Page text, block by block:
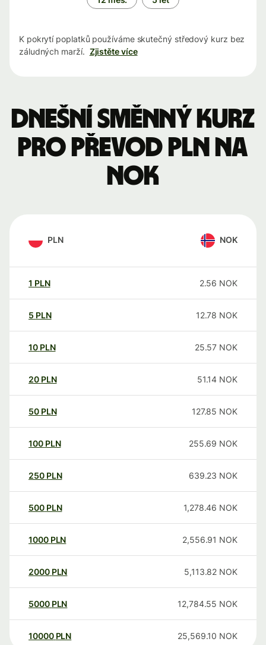
K pokrytí poplatků používáme skutečný středový kurz bez
záludných marží. Zjistěte více
Dnešní směnný kurz
pro převod PLN na
NOK
PLN NOK
1 PLN 2.56 NOK
5 PLN 12.78 NOK
10 PLN 25.57 NOK
20 PLN 51.14 NOK
50 PLN 127.85 NOK
100 PLN 255.69 NOK
250 PLN 639.23 NOK
500 PLN 1,278.46 NOK
1000 PLN 2,556.91 NOK
2000 PLN 5,113.82 NOK
5000 PLN 12,784.55 NOK
10000 PLN 25,569.10 NOK